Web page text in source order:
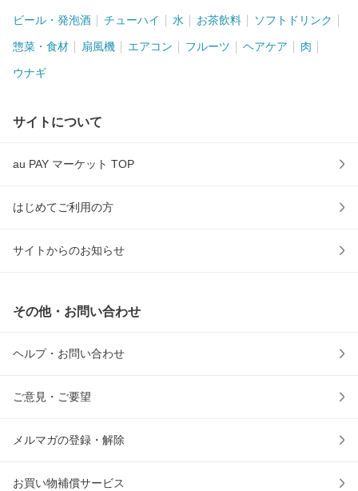
ビール・発泡酒 チューハイ 水 お茶飲料 ソフトドリンク
惣菜・食材 扇風機 エアコン フルーツ ヘアケア 肉
ウナギ
サイトについて
au PAY マーケット TOP
はじめてご利用の方
サイトからのお知らせ
その他・お問い合わせ
ヘルプ・お問い合わせ
ご意見・ご要望
メルマガの登録・解除
お買い物補償サービス